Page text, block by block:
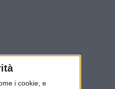
i cookie, e